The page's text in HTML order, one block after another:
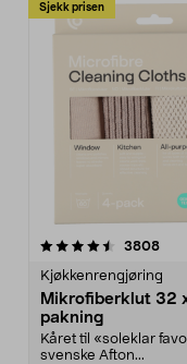
Sjekk prisen
3808
Kjøkkenrengjøring
Mikrofiberklut 32
pakning
Kåret til «soleklar
svenske Afton...
4.5av 5 stjerner